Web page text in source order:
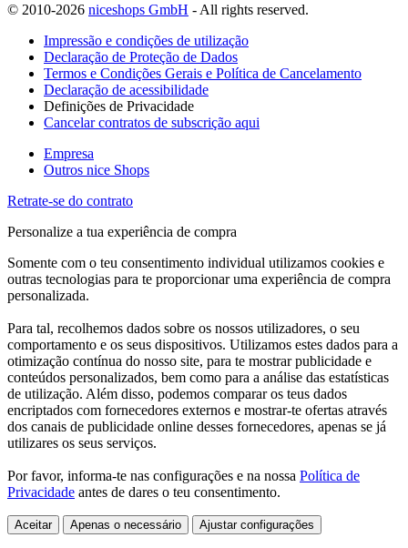
© 2010-2026 niceshops GmbH - All rights reserved.
Impressão e condições de utilização
Declaração de Proteção de Dados
Termos e Condições Gerais e Política de Cancelamento
Declaração de acessibilidade
Definições de Privacidade
Cancelar contratos de subscrição aqui
Empresa
Outros nice Shops
Retrate-se do contrato
Personalize a tua experiência de compra
Somente com o teu consentimento individual utilizamos cookies e
outras tecnologias para te proporcionar uma experiência de compra
personalizada.
Para tal, recolhemos dados sobre os nossos utilizadores, o seu
comportamento e os seus dispositivos. Utilizamos estes dados para a
otimização contínua do nosso site, para te mostrar publicidade e
conteúdos personalizados, bem como para a análise das estatísticas
de utilização. Além disso, podemos comparar os teus dados
encriptados com fornecedores externos e mostrar-te ofertas através
dos canais de publicidade online desses fornecedores, apenas se já
utilizares os seus serviços.
Por favor, informa-te nas configurações e na nossa Política de
Privacidade antes de dares o teu consentimento.
Aceitar Apenas o necessário Ajustar configurações